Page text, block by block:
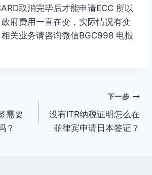
取消完毕后才能申请ECC 所以
府费用一直在变，实际情况有变
关业务请咨询微信BGC998 电报
需要
？
下一步
没有ITR纳税证明怎么在
菲律宾申请日本签证？